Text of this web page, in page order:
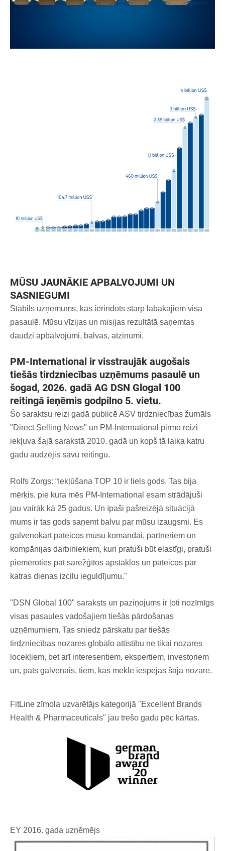
MŪSU JAUNĀKIE APBALVOJUMI UN
SASNIEGUMI
Stabils uzņēmums, kas ierindots starp labākajiem visā
pasaulē. Mūsu vīzijas un misijas rezultātā saņemtas
daudzi apbalvojumi, balvas, atzinumi.
PM-International ir visstraujāk augošais
tiešās tirdzniecības uzņēmums pasaulē un
šogad, 2026. gadā AG DSN Glogal 100
reitingā ieņēmis godpilno 5. vietu.
Šo saraktsu reizi gadā publicē ASV tirdzniecības žurnāls
"Direct Selling News" un PM-International pirmo reizi
iekļuva šajā sarakstā 2010. gadā un kopš tā laika katru
gadu audzējis savu reitingu.
Rolfs Zorgs: “Iekļūšana TOP 10 ir liels gods. Tas bija
mērķis, pie kura mēs PM-International esam strādājuši
jau vairāk kā 25 gadus. Un īpaši pašreizējā situācijā
mums ir tas gods saņemt balvu par mūsu izaugsmi. Es
galvenokārt pateicos mūsu komandai, partneriem un
kompānijas darbiniekiem, kuri pratuši būt elastīgi, pratuši
piemēroties pat sarežģītos apstākļos un pateicos par
katras dienas izcilu ieguldījumu."
"DSN Global 100" saraksts un paziņojums ir ļoti nozīmīgs
visas pasaules vadošajiem tiešās pārdošanas
uzņēmumiem. Tas sniedz pārskatu par tiešās
tirdzniecības nozares globālo attīstību ne tikai nozares
locekļiem, bet arī interesentiem, ekspertiem, investoriem
un, pats galvenais, tiem, kas meklē iespējas šajā nozarē.
FitLine zīmola uzvarētājs kategorijā "Excellent Brands
Health & Pharmaceuticals" jau trešo gadu pēc kārtas.
EY 2016. gada uzņēmējs